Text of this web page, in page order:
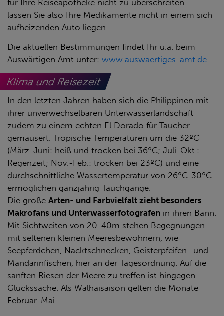
für Ihre Reiseapotheke nicht zu überschreiten –
lassen Sie also Ihre Medikamente nicht in einem sich
aufheizenden Auto liegen.
Die aktuellen Bestimmungen findet Ihr u.a. beim
Auswärtigen Amt unter: www.auswaertiges-amt.de
Klima und Reisezeit
In den letzten Jahren haben sich die Philippinen mit
ihrer unverwechselbaren Unterwasserlandschaft
zudem zu einem echten El Dorado für Taucher
gemausert. Tropische Temperaturen um die 32ºC
(März-Juni: heiß und trocken bei 36ºC; Juli-Okt.:
Regenzeit; Nov.-Feb.: trocken bei 23ºC) und eine
durchschnittliche Wassertemperatur von 26ºC-30ºC
ermöglichen ganzjährig Tauchgänge.
Die große Arten- und Farbvielfalt zieht besonders
Makrofans und Unterwasserfotografen in ihren Bann.
Mit Sichtweiten von 20-40m stehen Begegnungen
mit seltenen kleinen Meeresbewohnern, wie
Seepferdchen, Nacktschnecken, Geisterpfeifen- und
Mandarinfischen, hier an der Tagesordnung. Auf die
sanften Riesen der Meere zu treffen ist hingegen
Glückssache. Als Walhaisaison gelten die Monate
Februar-Mai.